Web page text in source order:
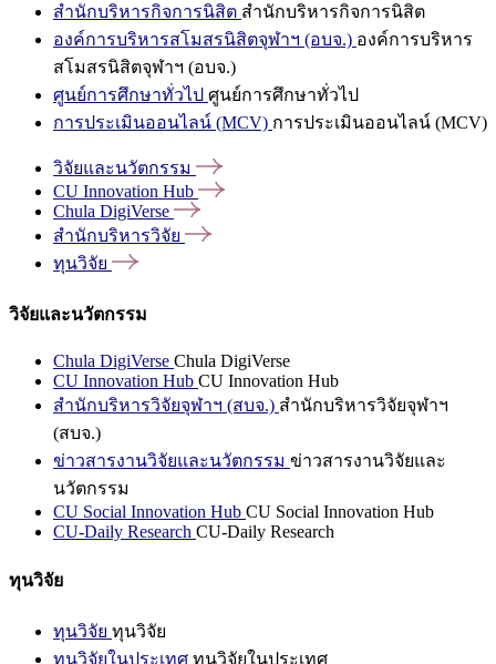
สำนักบริหารกิจการนิสิต สำนักบริหารกิจการนิสิต
องค์การบริหารสโมสรนิสิตจุฬาฯ (อบจ.) องค์การบริหาร
สโมสรนิสิตจุฬาฯ (อบจ.)
ศูนย์การศึกษาทั่วไป ศูนย์การศึกษาทั่วไป
การประเมินออนไลน์ (MCV) การประเมินออนไลน์ (MCV)
วิจัยและนวัตกรรม
CU Innovation Hub
Chula DigiVerse
สำนักบริหารวิจัย
ทุนวิจัย
วิจัยและนวัตกรรม
Chula DigiVerse Chula DigiVerse
CU Innovation Hub CU Innovation Hub
สำนักบริหารวิจัยจุฬาฯ (สบจ.) สำนักบริหารวิจัยจุฬาฯ
(สบจ.)
ข่าวสารงานวิจัยและนวัตกรรม ข่าวสารงานวิจัยและ
นวัตกรรม
CU Social Innovation Hub CU Social Innovation Hub
CU-Daily Research CU-Daily Research
ทุนวิจัย
ทุนวิจัย ทุนวิจัย
ทุนวิจัยในประเทศ ทุนวิจัยในประเทศ